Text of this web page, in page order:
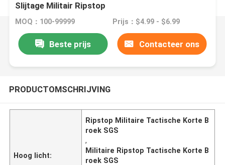
Slijtage Militair Ripstop
MOQ：100-99999 Prijs：$4.99 - $6.99
Beste prijs Contacteer ons
PRODUCTOMSCHRIJVING
Hoog licht:
Ripstop Militaire Tactische Korte B
roek SGS
,
Militaire Ripstop Tactische Korte B
roek SGS